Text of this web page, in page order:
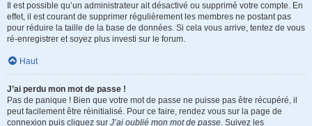
Il est possible qu’un administrateur ait désactivé ou supprimé votre compte. En
effet, il est courant de supprimer régulièrement les membres ne postant pas
pour réduire la taille de la base de données. Si cela vous arrive, tentez de vous
ré-enregistrer et soyez plus investi sur le forum.
Haut
J’ai perdu mon mot de passe !
Pas de panique ! Bien que votre mot de passe ne puisse pas être récupéré, il
peut facilement être réinitialisé. Pour ce faire, rendez vous sur la page de
connexion puis cliquez sur J’ai oublié mon mot de passe. Suivez les